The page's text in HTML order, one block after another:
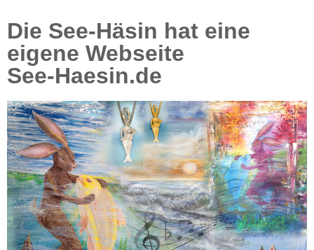
Die See-Häsin hat eine
eigene Webseite
See-Haesin.de